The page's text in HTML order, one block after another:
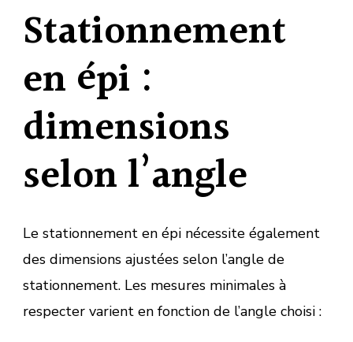
Stationnement
en épi :
dimensions
selon l’angle
Le stationnement en épi nécessite également
des dimensions ajustées selon l’angle de
stationnement. Les mesures minimales à
respecter varient en fonction de l’angle choisi :